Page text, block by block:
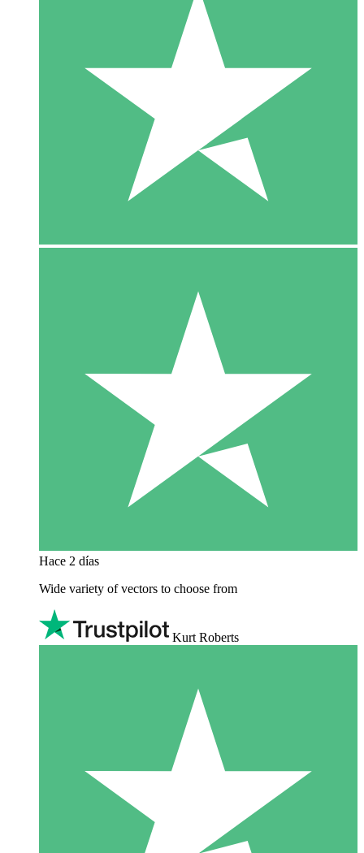
Hace 2 días
Wide variety of vectors to choose from
Kurt Roberts